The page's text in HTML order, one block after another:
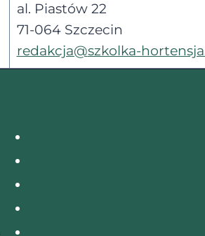
al. Piastów 22
71-064 Szczecin
redakcja@szkolka-